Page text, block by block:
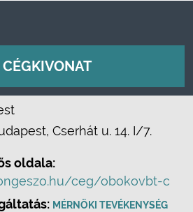
CÉGKIVONAT
Cserhát u. 14. I/7.
oldala:
ceg/obokovbt-c
MÉRNÖKI TEVÉKENYSÉG